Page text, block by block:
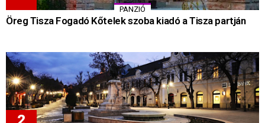
PANZIÓ
Öreg Tisza Fogadó Kőtelek szoba kiadó a Tisza partján